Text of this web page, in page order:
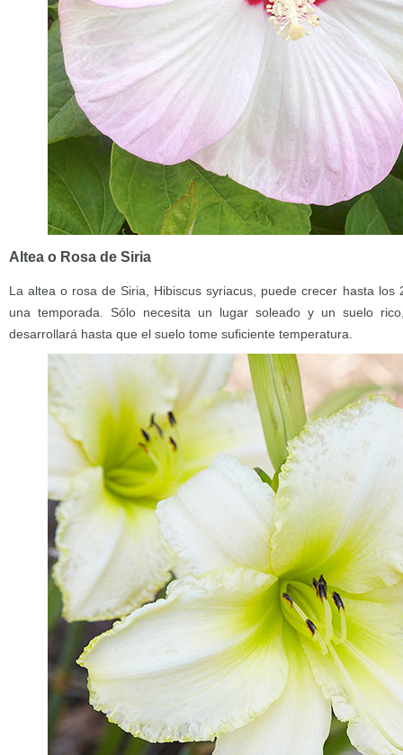
Altea o Rosa de Siria
La altea o rosa de Siria, Hibiscus syriacus, puede crecer hasta
una temporada. Sólo necesita un lugar soleado y un suelo
desarrollará hasta que el suelo tome suficiente temperatura.